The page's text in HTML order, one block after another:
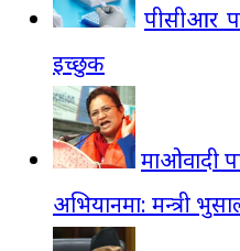
पीसीआर
इच्छुक
माओवादी
अभियानमा: मन्त्री